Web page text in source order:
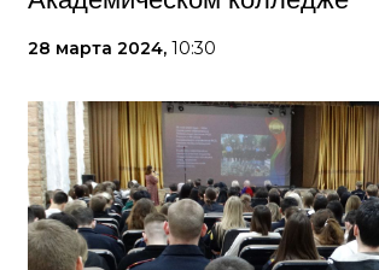
28 марта 2024, 10:30